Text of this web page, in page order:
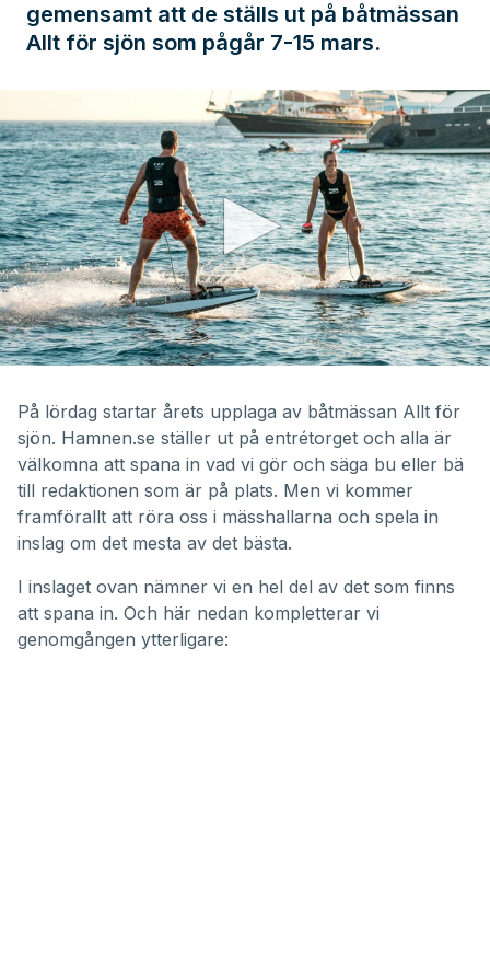
gemensamt att de ställs ut på båtmässan
Allt för sjön som pågår 7-15 mars.
minutes,
25
På lördag startar årets upplaga av båtmässan Allt för
sjön. Hamnen.se ställer ut på entrétorget och alla är
välkomna att spana in vad vi gör och säga bu eller bä
till redaktionen som är på plats. Men vi kommer
framförallt att röra oss i mässhallarna och spela in
inslag om det mesta av det bästa.
I inslaget ovan nämner vi en hel del av det som finns
att spana in. Och här nedan kompletterar vi
genomgången ytterligare: